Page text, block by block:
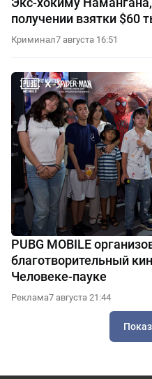
получении взятки $60
Криминал7 августа 16:51
PUBG MOBILE
благотворительный
Человеке-пауке
Реклама7 августа 21:44